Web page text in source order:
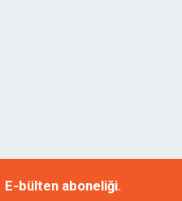
E-bülten aboneliği.